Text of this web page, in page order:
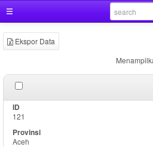
Ekspor Data
121
Aceh